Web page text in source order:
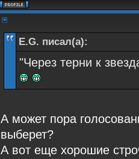
E.G. писал(а):
"Через терни к
А может пора
выберет?
А вот еще хорошие